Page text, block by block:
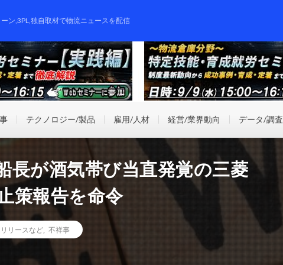
ン,3PL,独自取材で物流ニュースを配信
テクノロジー/製品 雇用/人材 経営/業界動向 データ/調査
長が酒気帯び当直発覚の三菱
策報告を命令
リースなど 不祥事